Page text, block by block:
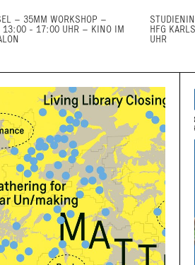
– 35MM WORKSHOP –
- 17:00 UHR – KINO IM
HFG
UHR